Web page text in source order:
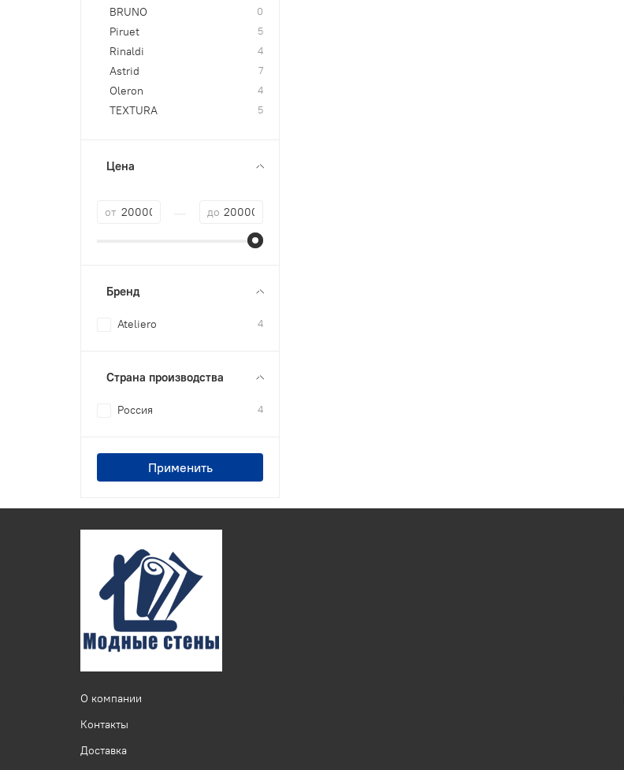
BRUNO 0
Piruet 5
Rinaldi 4
Astrid 7
Oleron 4
TEXTURA 5
Цена
от до
Бренд
Ateliero 4
Страна производства
Россия 4
Применить
О компании
Контакты
Доставка